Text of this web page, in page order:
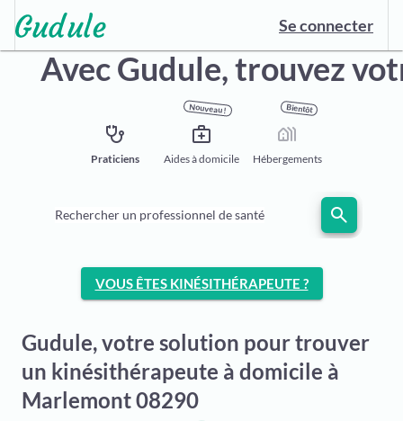
Se connecter
Avec Gudule,trouvez
stethoscope
Praticiens
Nouveau !
medical_services
Aides à domicile
Bientôt
holiday_village
Hébergements
Rechercher un professionnel de santé search
VOUS ÊTES KINÉSITHÉRAPEUTE ?
Gudule, votre solution pour trouver
un kinésithérapeute à domicile à
Marlemont 08290